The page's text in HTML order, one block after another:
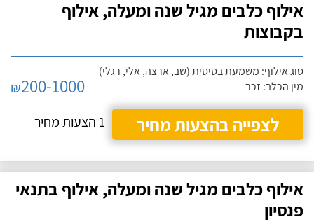
אילוף כלבים מגיל שנה ומעלה, אילוף
בקבוצות
סוג אילוף: משמעת בסיסית (שב, ארצה, אלי, רגלי)
מין הכלב: זכר
₪200-1000
לצפייה בהצעות מחיר
1 הצעות מחיר
אילוף כלבים מגיל שנה ומעלה, אילוף בתנאי
פנסיון